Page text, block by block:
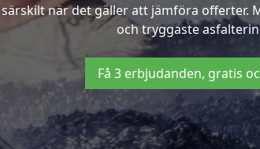
när det gäller att jämföra
och tryggaste
Få 3 erbjudanden, gratis